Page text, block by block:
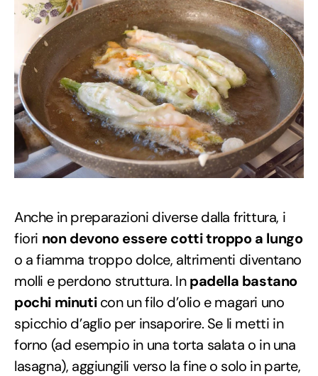
Anche in preparazioni diverse dalla frittura, i
fiori non devono essere cotti troppo a lungo
o a fiamma troppo dolce, altrimenti diventano
molli e perdono struttura. Inpadella bastano
pochi minuticon un filo d’olio e magari uno
spicchio d’aglio per insaporire. Se li metti in
forno (ad esempio in una torta salata o in una
lasagna), aggiungili verso la fine o solo in parte,